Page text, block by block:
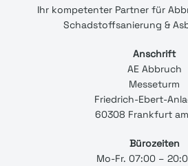
Ihr kompetenter Partner für
Schadstoffsanierung &
Anschrift
AE Abbruch
Messeturm
Friedrich-Ebert-
60308 Frankfurt
Bürozeiten
Mo-Fr. 07:00 –